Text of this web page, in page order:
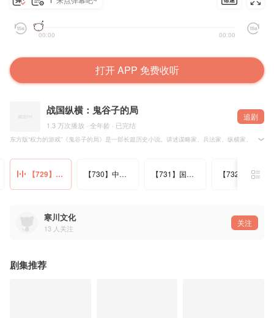
00:00 00:00
打开 APP 免费收听
战国纵横：鬼谷子的局
1.3 万次播放 · 全年龄 · 已完结
追剧
东方版“权力的游戏”《鬼谷子的局》是一部长篇历史小说。讲述谋略家、兵法家、纵横家、阴阳
【729】君臣相疑 【730】中山内乱 【731】国力殆尽 【732】亡羊补牢
寒川文化
13 人关注
关注
剧集推荐